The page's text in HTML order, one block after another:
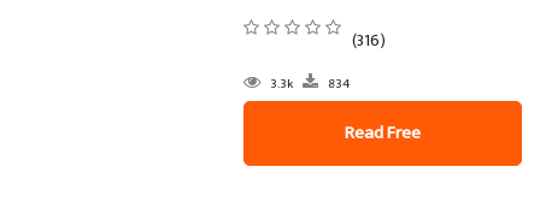
(316)
3.3k 834
Read Free